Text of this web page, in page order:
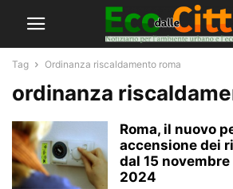
Tag Ordinanza riscaldamento roma
ordinanza
Roma, il nuovo
accensione dei
dal 15
2024